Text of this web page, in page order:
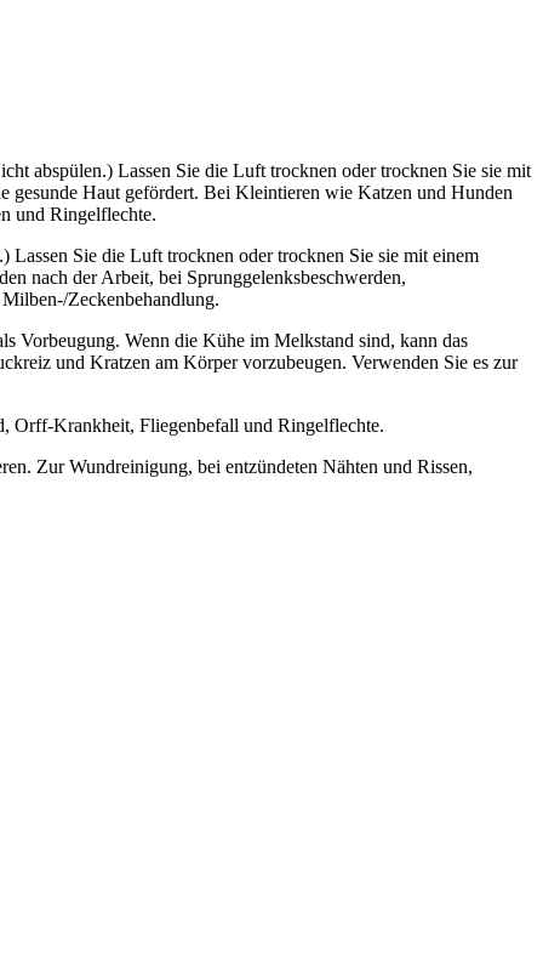
abspülen.) Lassen Sie die Luft trocknen oder trocknen Sie sie mit
gesunde Haut gefördert. Bei Kleintieren wie Katzen und Hunden
und Ringelflechte.
Lassen Sie die Luft trocknen oder trocknen Sie sie mit einem
nach der Arbeit, bei Sprunggelenksbeschwerden,
Zeckenbehandlung.
Vorbeugung. Wenn die Kühe im Melkstand sind, kann das
und Kratzen am Körper vorzubeugen. Verwenden Sie es zur
Orff-Krankheit, Fliegenbefall und Ringelflechte.
Zur Wundreinigung, bei entzündeten Nähten und Rissen,